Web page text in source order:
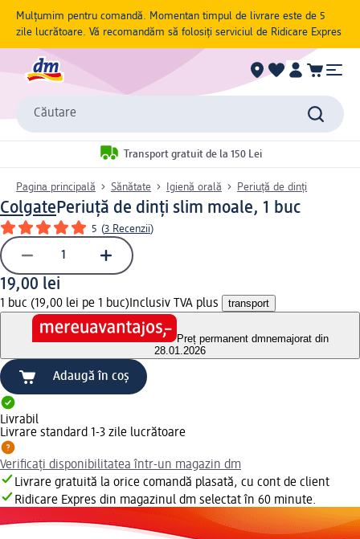
Mulțumim pentru comandă. Momentan timpul de livrare este de 5
zile lucrătoare. Vă recomandăm să folosiți serviciul de Ridicare Expres
Căutare
Transport gratuit de la 150 Lei
Pagina principală Sănătate Igienă orală Periuță de dinți
ColgatePeriuță de dinți slim moale, 1 buc
5 (3 Recenzii)
19,00 lei
1 buc (19,00 lei pe 1 buc) Inclusiv TVA plus transport
Preț permanent dmnemajorat din
28.01.2026
Adaugă în coș
Livrabil
Livrare standard 1-3 zile lucrătoare
Verificați disponibilitatea într-un magazin dm
Livrare gratuită la orice comandă plasată, cu cont de client
Ridicare Expres din magazinul dm selectat în 60 minute.